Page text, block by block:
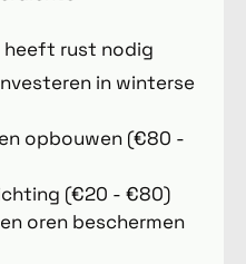
heeft rust nodig
in winterse
opbouwen (€80 -
(€20 - €80)
oren beschermen